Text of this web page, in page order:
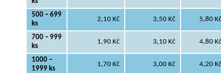
500 – 699
ks
2,10 Kč 3,50 Kč 5,80 Kč
700 – 999
ks
1,90 Kč 3,10 Kč 4,80 Kč
1000 –
1999 ks
1,70 Kč 3,00 Kč 4,20 Kč